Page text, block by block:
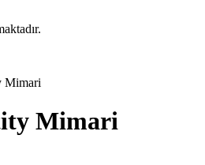
Mimari
Mimari